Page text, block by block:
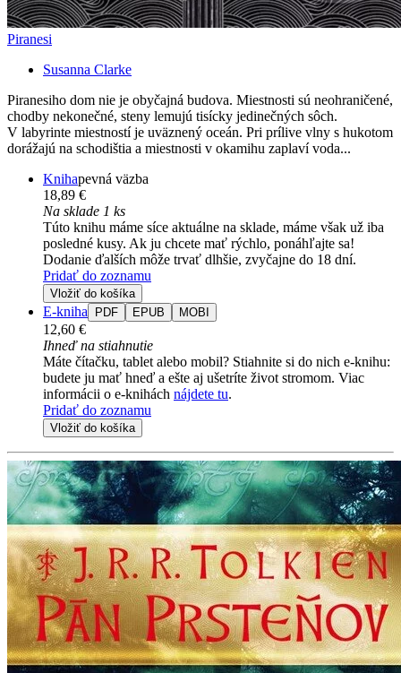
Piranesi
Susanna Clarke
Piranesiho dom nie je obyčajná budova. Miestnosti sú neohraničené,
chodby nekonečné, steny lemujú tisícky jedinečných sôch.
V labyrinte miestností je uväznený oceán. Pri prílive vlny s hukotom
dorážajú na schodištia a miestnosti v okamihu zaplaví voda...
Knihapevná väzba
18,89 €
Na sklade 1 ks
Túto knihu máme síce aktuálne na sklade, máme však už iba
posledné kusy. Ak ju chcete mať rýchlo, ponáhľajte sa!
Dodanie ďalších môže trvať dlhšie, zvyčajne do 18 dní.
Pridať do zoznamu
Vložiť do košíka
E-kniha PDF EPUB MOBI
12,60 €
Ihneď na stiahnutie
Máte čítačku, tablet alebo mobil? Stiahnite si do nich e-knihu:
budete ju mať hneď a ešte aj ušetríte život stromom. Viac
informácii o e-knihách nájdete tu.
Pridať do zoznamu
Vložiť do košíka